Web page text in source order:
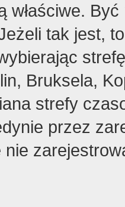
właściwe.
tak jest,
Bruksela,
strefy
przez